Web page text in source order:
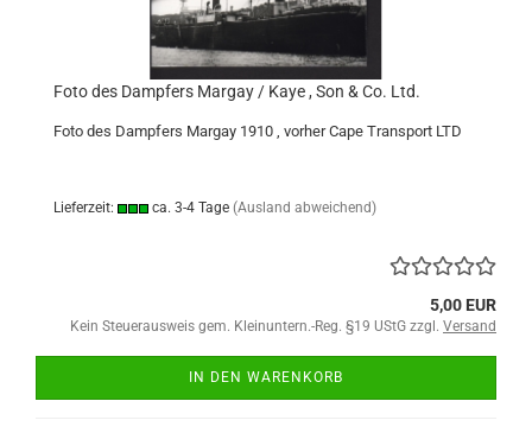
Foto des Dampfers Margay / Kaye , Son & Co. Ltd.
Foto des Dampfers Margay 1910 , vorher Cape Transport LTD
Lieferzeit: ca. 3-4 Tage (Ausland abweichend)
5,00 EUR
Kein Steuerausweis gem. Kleinuntern.-Reg. §19 UStG zzgl. Versand
IN DEN WARENKORB